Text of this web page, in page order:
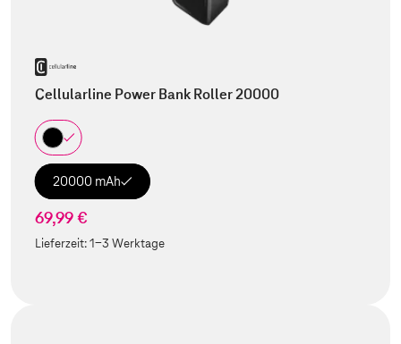
Cellularline Power Bank Roller 20000
20000 mAh
69,99 €
Lieferzeit:1-3 Werktage